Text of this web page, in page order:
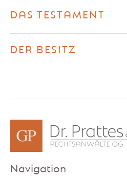
DAS TESTAMENT
DER BESITZ
Navigation